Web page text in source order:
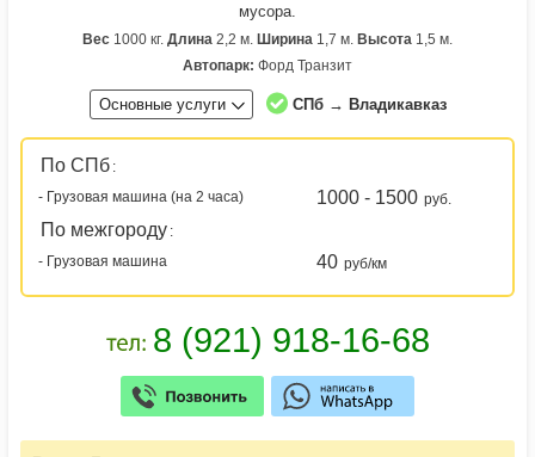
мусора.
Вес 1000 кг. Длина 2,2 м. Ширина 1,7 м. Высота 1,5 м.
Автопарк: Форд Транзит
Основные услуги СПб → Владикавказ
По СПб :
- Грузовая машина (на 2 часа)
1000 - 1500 руб.
По межгороду :
- Грузовая машина
40 руб/км